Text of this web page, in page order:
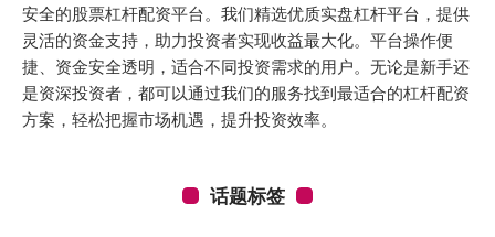
安全的股票杠杆配资平台。我们精选优质实盘杠杆平台，提供
灵活的资金支持，助力投资者实现收益最大化。平台操作便
捷、资金安全透明，适合不同投资需求的用户。无论是新手还
是资深投资者，都可以通过我们的服务找到最适合的杠杆配资
方案，轻松把握市场机遇，提升投资效率。
话题标签